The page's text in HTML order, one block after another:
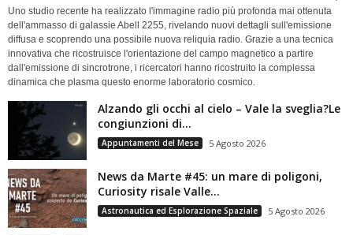
Uno studio recente ha realizzato l'immagine radio più profonda mai ottenuta
dell'ammasso di galassie Abell 2255, rivelando nuovi dettagli sull'emissione
diffusa e scoprendo una possibile nuova reliquia radio. Grazie a una tecnica
innovativa che ricostruisce l'orientazione del campo magnetico a partire
dall'emissione di sincrotrone, i ricercatori hanno ricostruito la complessa
dinamica che plasma questo enorme laboratorio cosmico.
Alzando gli occhi al cielo – Vale la sveglia?Le
congiunzioni di...
Appuntamenti del Mese 5 Agosto 2026
News da Marte #45: un mare di poligoni,
Curiosity risale Valle...
Astronautica ed Esplorazione Spaziale 5 Agosto 2026